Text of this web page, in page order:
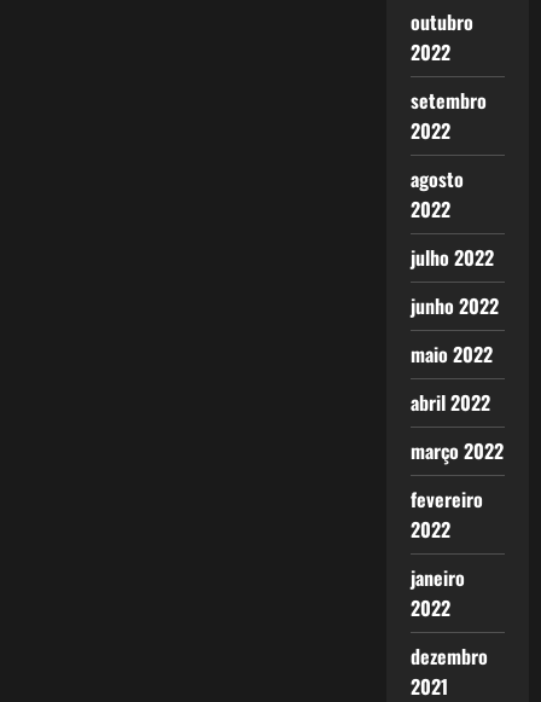
outubro
2022
setembro
2022
agosto
2022
julho 2022
junho 2022
maio 2022
abril 2022
março 2022
fevereiro
2022
janeiro
2022
dezembro
2021